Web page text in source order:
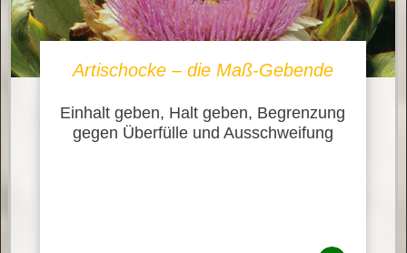
Artischocke – die Maß-Gebende
Einhalt geben, Halt geben, Begrenzung
gegen Überfülle und Ausschweifung